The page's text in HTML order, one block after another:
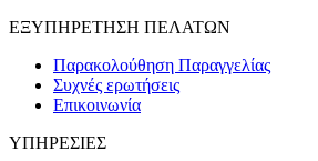
ΕΞΥΠΗΡΕΤΗΣΗ ΠΕΛΑΤΩΝ
Παρακολούθηση Παραγγελίας
Συχνές ερωτήσεις
Επικοινωνία
ΥΠΗΡΕΣΙΕΣ